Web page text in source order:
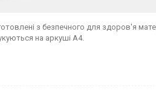
з безпечного для здоров'я
на аркуші А4.